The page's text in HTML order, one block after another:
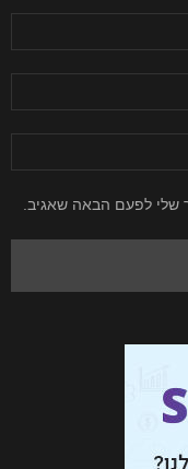
שלי לפעם הבאה שאגיב.